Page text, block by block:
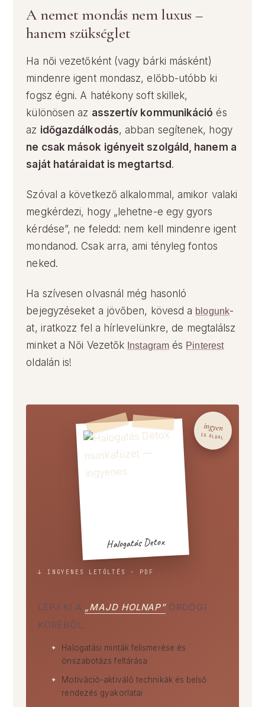
A nemet mondás nem luxus –
hanem szükséglet
Ha női vezetőként (vagy bárki másként)
mindenre igent mondasz, előbb-utóbb ki
fogsz égni. A hatékony soft skillek,
különösen az asszertív kommunikáció és
az időgazdálkodás, abban segítenek, hogy
ne csak mások igényeit szolgáld, hanem a
saját határaidat is megtartsd .
Szóval a következő alkalommal, amikor valaki
megkérdezi, hogy „lehetne-e egy gyors
kérdése”, ne feledd: nem kell mindenre igent
mondanod. Csak arra, ami tényleg fontos
neked.
Ha szívesen olvasnál még hasonló
bejegyzéseket a jövőben, kövesd a blogunk-
at, iratkozz fel a hírlevelünkre, de megtalálsz
minket a Női Vezetők Instagramés Pinterest
oldalán is!
Halogatás Detox
ingyen
15 OLDAL
↓ INGYENES LETÖLTÉS · PDF
LÉPJ KI A „MAJD HOLNAP”ÖRDÖGI
KÖRÉBŐL.
Halogatási minták felismerése és
önszabotázs feltárása
Motiváció-aktiváló technikák és belső
rendezés gyakorlatai